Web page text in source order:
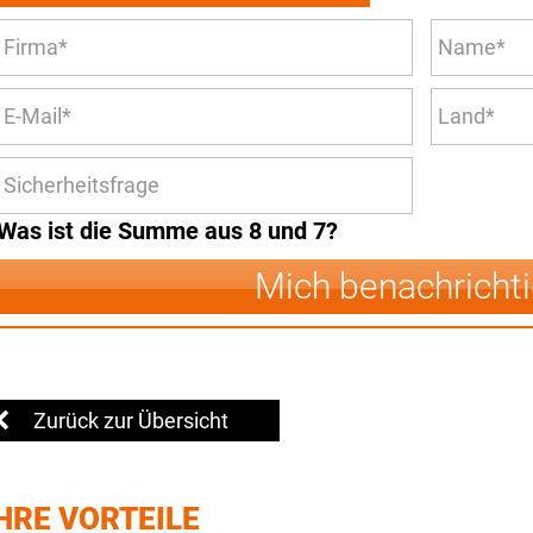
ist die Summe aus 8 und 7?
Mich
Zurück zur Übersicht
VORTEILE